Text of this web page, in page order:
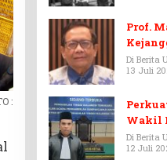
:
Prof.
Febrie
Di Berita
13 Juli
Wakil
Resmi
Di Berita
12 Juli